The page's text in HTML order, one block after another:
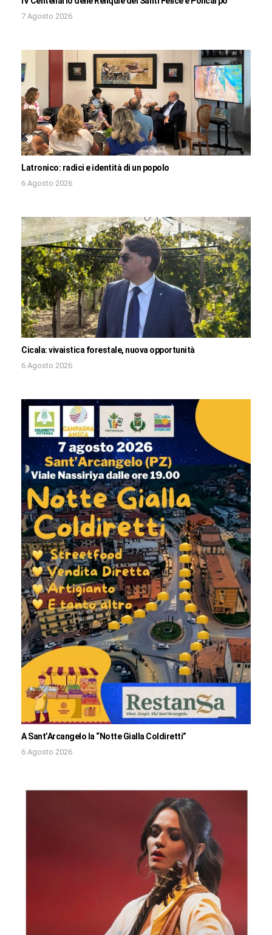
7 Agosto 2026
Latronico: radici e identità di un popolo
6 Agosto 2026
Cicala: vivaistica forestale, nuova opportunità
6 Agosto 2026
A Sant’Arcangelo la “Notte Gialla Coldiretti”
6 Agosto 2026